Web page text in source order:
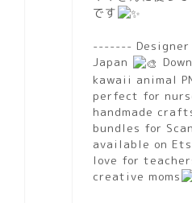
です
------- Designer
Japan
kawaii animal
perfect for
handmade
bundles for
available on
love for
creative moms